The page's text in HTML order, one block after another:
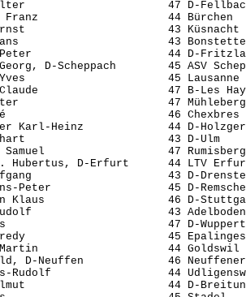
47 D-
Franz                    44 Bürchen
43
43
44 D-
D-Scheppach        45 ASV
45
47 B-Les
47
46
Karl-Heinz             44 D-
43 D-Ulm
Samuel                   47
Hubertus, D-Erfurt      44 LTV
43 D-
Peter                  45 D-
Klaus                   46 D-
43
47 D-
45
44
D-Neuffen             46
Rudolf                  44
44 D-